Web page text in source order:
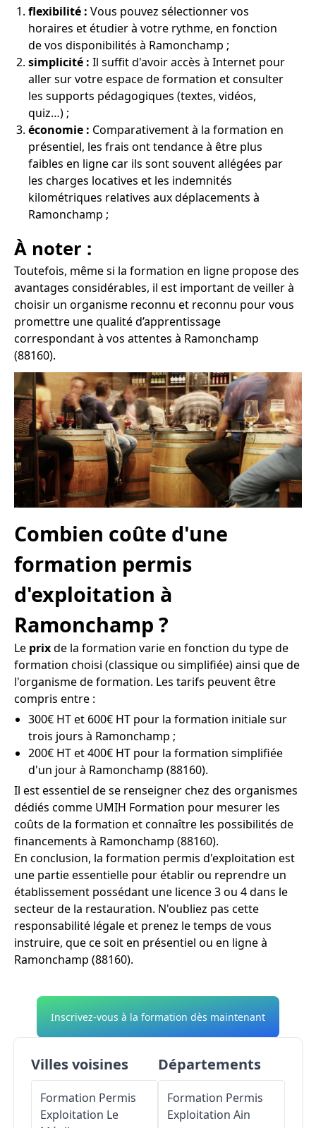
flexibilité : Vous pouvez sélectionner vos
horaires et étudier à votre rythme, en fonction
de vos disponibilités à Ramonchamp ;
simplicité : Il suffit d'avoir accès à Internet pour
aller sur votre espace de formation et consulter
les supports pédagogiques (textes, vidéos,
quiz…) ;
économie : Comparativement à la formation en
présentiel, les frais ont tendance à être plus
faibles en ligne car ils sont souvent allégées par
les charges locatives et les indemnités
kilométriques relatives aux déplacements à
Ramonchamp ;
À noter :
Toutefois, même si la formation en ligne propose des
avantages considérables, il est important de veiller à
choisir un organisme reconnu et reconnu pour vous
promettre une qualité d’apprentissage
correspondant à vos attentes à Ramonchamp
(88160).
Combien coûte d'une
formation permis
d'exploitation à
Ramonchamp ?
Le prixde la formation varie en fonction du type de
formation choisi (classique ou simplifiée) ainsi que de
l'organisme de formation. Les tarifs peuvent être
compris entre :
300€ HT et 600€ HT pour la formation initiale sur
trois jours à Ramonchamp ;
200€ HT et 400€ HT pour la formation simplifiée
d'un jour à Ramonchamp (88160).
Il est essentiel de se renseigner chez des organismes
dédiés comme UMIH Formation pour mesurer les
coûts de la formation et connaître les possibilités de
financements à Ramonchamp (88160).
En conclusion, la formation permis d'exploitation est
une partie essentielle pour établir ou reprendre un
établissement possédant une licence 3 ou 4 dans le
secteur de la restauration. N'oubliez pas cette
responsabilité légale et prenez le temps de vous
instruire, que ce soit en présentiel ou en ligne à
Ramonchamp (88160).
Inscrivez-vous à la formation dès maintenant
Villes voisines
Formation Permis
Exploitation Le
Départements
Formation Permis
Exploitation Ain